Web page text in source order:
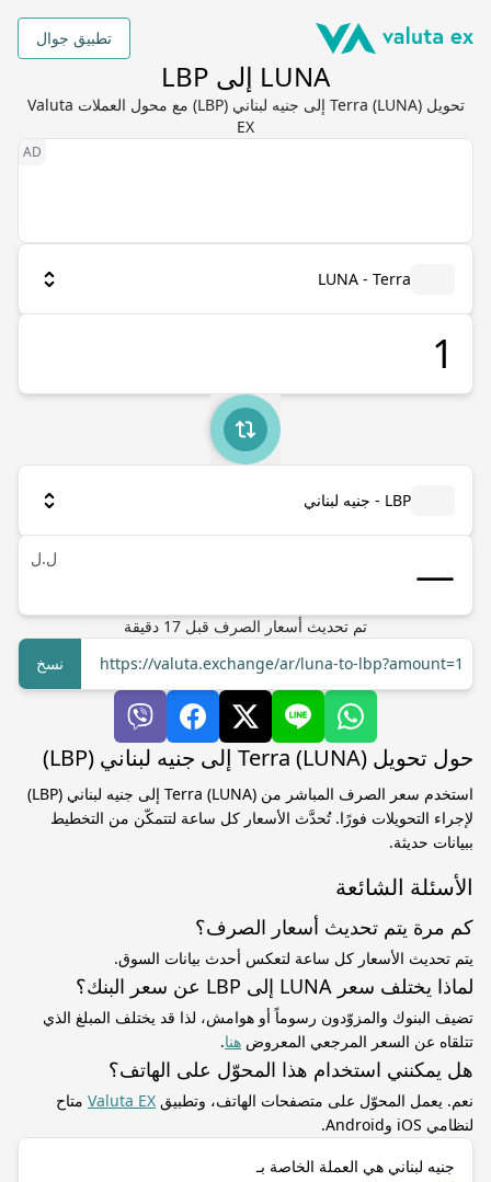
تطبيق جوال
LUNA إلى LBP
تحويل Terra (LUNA) إلى جنيه لبناني (LBP) مع محول العملات Valuta
EX
LUNA - Terra
LBP - جنيه لبناني
ل.ل
تم تحديث أسعار الصرف قبل 17 دقيقة
https://valuta.exchange/ar/luna-to-lbp?amount=1
نسخ
حول تحويل Terra (LUNA) إلى جنيه لبناني (LBP)
استخدم سعر الصرف المباشر من Terra (LUNA) إلى جنيه لبناني (LBP)
لإجراء التحويلات فورًا. تُحدَّث الأسعار كل ساعة لتتمكّن من التخطيط
ببيانات حديثة.
الأسئلة الشائعة
كم مرة يتم تحديث أسعار الصرف؟
يتم تحديث الأسعار كل ساعة لتعكس أحدث بيانات السوق.
لماذا يختلف سعر LUNA إلى LBP عن سعر البنك؟
تضيف البنوك والمزوّدون رسوماً أو هوامش، لذا قد يختلف المبلغ الذي
تتلقاه عن السعر المرجعي المعروض هنا.
هل يمكنني استخدام هذا المحوّل على الهاتف؟
نعم. يعمل المحوّل على متصفحات الهاتف، وتطبيق Valuta EX متاح
لنظامي iOS وAndroid.
جنيه لبناني هي العملة الخاصة بـ